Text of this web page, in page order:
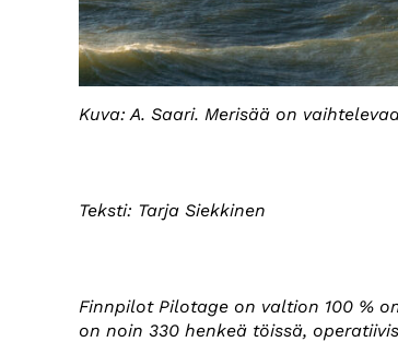
Kuva: A. Saari. Merisää on
Teksti: Tarja Siekkinen
Finnpilot Pilotage on valtion 100 %
on noin 330 henkeä töissä,